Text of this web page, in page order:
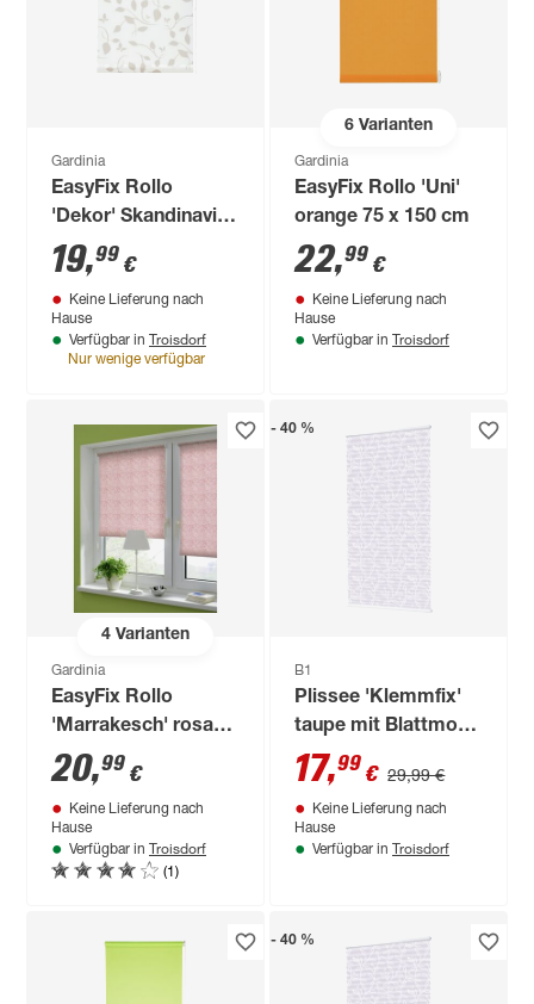
Gardinia
EasyFix Rollo
'Dekor' Skandinavien
weiß/natur 45 x 150
cm
19,99 €
Keine Lieferung nach
Hause
Verfügbar in Troisdorf
Nur wenige verfügbar
6Varianten
Gardinia
EasyFix Rollo 'Uni'
orange 75 x 150 cm
22,99 €
Keine Lieferung nach
Hause
Verfügbar in Troisdorf
4Varianten
Gardinia
EasyFix Rollo
'Marrakesch' rosa
75 x 150 cm
20,99 €
Keine Lieferung nach
Hause
Verfügbar in Troisdorf
(1)
- 40 %
B1
Plissee 'Klemmfix'
taupe mit Blattmotiv
80 x 130 cm
17,99 € 29,99 €
Keine Lieferung nach
Hause
Verfügbar in Troisdorf
- 40 %